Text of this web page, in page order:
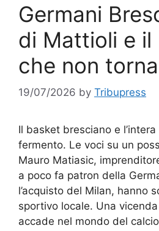
Germani
di Mattioli e il
che non torna
19/07/2026 by Tribupress
Il basket bresciano e
fermento. Le voci su un
Mauro Matiasic,
a poco fa patron della
l’acquisto del Milan, hanno
sportivo locale. Una
accade nel mondo del